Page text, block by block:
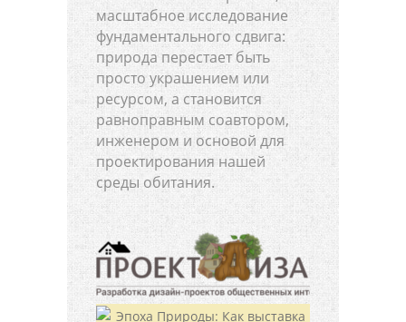
масштабное исследование
фундаментального сдвига:
природа перестает быть
просто украшением или
ресурсом, а становится
равноправным соавтором,
инженером и основой для
проектирования нашей
среды обитания.